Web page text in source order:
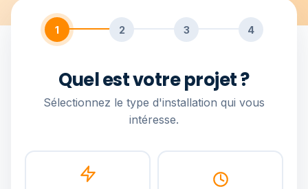
1 2 3 4
Quel est votre projet ?
Sélectionnez le type d'installation qui vous
intéresse.